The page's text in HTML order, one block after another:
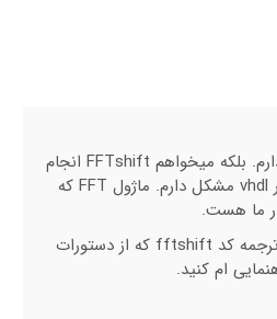
من با ماژول FFT کاری ندارم. بلکه میخواهم FFTshift انجام
دهم. در انجام fftshift در vhdl مشکل دارم. ماژول FFT که
لذا در صورت امکان برای ترجمه کد fftshift که از دستورات